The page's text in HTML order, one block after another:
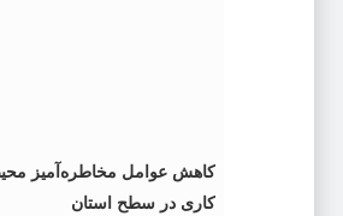
کاهش عوامل مخاطره‌آمیز
کاری در سطح استان